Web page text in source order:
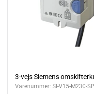
3-vejs Siemens
Varenummer: SI-V15-M230-